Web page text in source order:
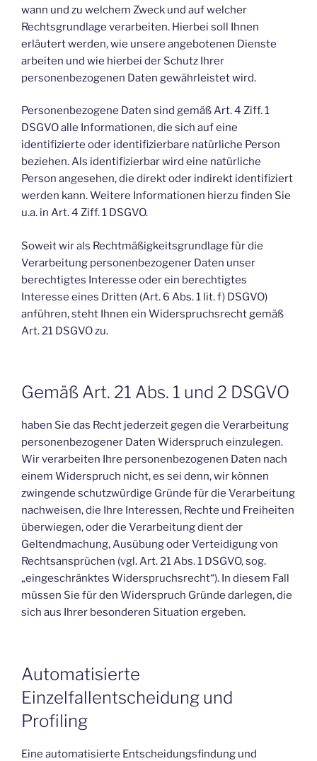
wann und zu welchem Zweck und auf welcher
Rechtsgrundlage verarbeiten. Hierbei soll Ihnen
erläutert werden, wie unsere angebotenen Dienste
arbeiten und wie hierbei der Schutz Ihrer
personenbezogenen Daten gewährleistet wird.
Personenbezogene Daten sind gemäß Art. 4 Ziff. 1
DSGVO alle Informationen, die sich auf eine
identifizierte oder identifizierbare natürliche Person
beziehen. Als identifizierbar wird eine natürliche
Person angesehen, die direkt oder indirekt identifiziert
werden kann. Weitere Informationen hierzu finden Sie
u.a. in Art. 4 Ziff. 1 DSGVO.
Soweit wir als Rechtmäßigkeitsgrundlage für die
Verarbeitung personenbezogener Daten unser
berechtigtes Interesse oder ein berechtigtes
Interesse eines Dritten (Art. 6 Abs. 1 lit. f) DSGVO)
anführen, steht Ihnen ein Widerspruchsrecht gemäß
Art. 21 DSGVO zu.
Gemäß Art. 21 Abs. 1 und 2 DSGVO
haben Sie das Recht jederzeit gegen die Verarbeitung
personenbezogener Daten Widerspruch einzulegen.
Wir verarbeiten Ihre personenbezogenen Daten nach
einem Widerspruch nicht, es sei denn, wir können
zwingende schutzwürdige Gründe für die Verarbeitung
nachweisen, die Ihre Interessen, Rechte und Freiheiten
überwiegen, oder die Verarbeitung dient der
Geltendmachung, Ausübung oder Verteidigung von
Rechtsansprüchen (vgl. Art. 21 Abs. 1 DSGVO, sog.
„eingeschränktes Widerspruchsrecht“). In diesem Fall
müssen Sie für den Widerspruch Gründe darlegen, die
sich aus Ihrer besonderen Situation ergeben.
Automatisierte
Einzelfallentscheidung und
Profiling
Eine automatisierte Entscheidungsfindung und